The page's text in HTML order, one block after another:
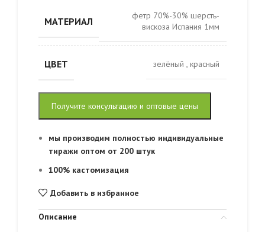
МАТЕРИАЛ
фетр 70%-30% шерсть-
вискоза Испания 1мм
ЦВЕТ зелёный , красный
Получите консультацию и оптовые цены
мы производим полностью индивидуальные
тиражи оптом от 200 штук
100% кастомизация
Добавить в избранное
Описание